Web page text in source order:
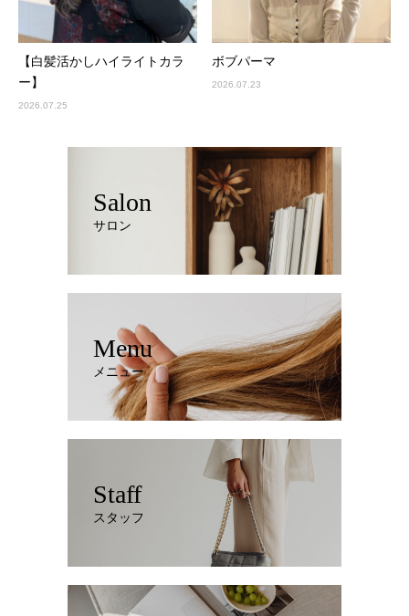
【白髪活かしハイライトカラ
ー】
2026.07.25
ボブパーマ
2026.07.23
Salon
サロン
Menu
メニュー
Staff
スタッフ